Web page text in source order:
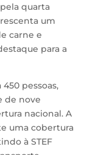
quarta
um
carne e
para a
pessoas,
de nove
nacional. A
uma cobertura
à STEF